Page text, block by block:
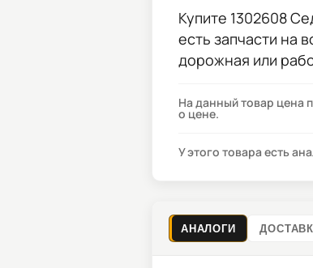
Купите 1302608
есть запчасти на
дорожная или
На данный товар цена
о цене.
У этого товара есть
АНАЛОГИ